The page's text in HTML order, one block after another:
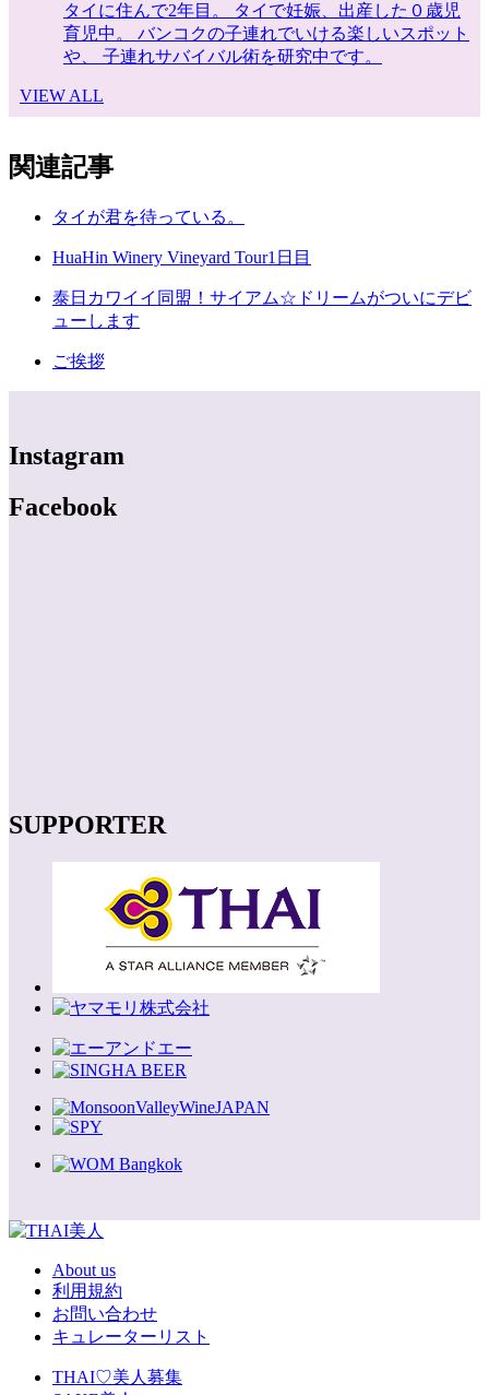
タイに住んで2年目。 タイで妊娠、出産した０歳児
育児中。 バンコクの子連れでいける楽しいスポット
や、 子連れサバイバル術を研究中です。
VIEW ALL
関連記事
タイが君を待っている。
HuaHin Winery Vineyard Tour1日目
泰日カワイイ同盟！サイアム☆ドリームがついにデビ
ューします
ご挨拶
Instagram
Facebook
SUPPORTER
About us
利用規約
お問い合わせ
キュレーターリスト
THAI♡美人募集